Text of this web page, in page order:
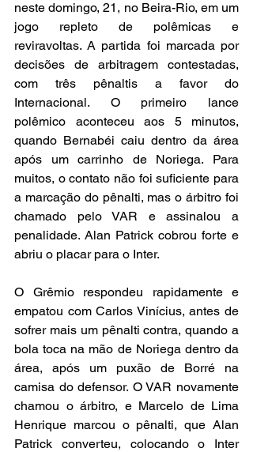
neste domingo, 21, no Beira-Rio, em um
jogo repleto de polêmicas e
reviravoltas. A partida foi marcada por
decisões de arbitragem contestadas,
com três pênaltis a favor do
Internacional. O primeiro lance
polêmico aconteceu aos 5 minutos,
quando Bernabéi caiu dentro da área
após um carrinho de Noriega. Para
muitos, o contato não foi suficiente para
a marcação do pênalti, mas o árbitro foi
chamado pelo VAR e assinalou a
penalidade. Alan Patrick cobrou forte e
abriu o placar para o Inter.
O Grêmio respondeu rapidamente e
empatou com Carlos Vinícius, antes de
sofrer mais um pênalti contra, quando a
bola toca na mão de Noriega dentro da
área, após um puxão de Borré na
camisa do defensor. O VAR novamente
chamou o árbitro, e Marcelo de Lima
Henrique marcou o pênalti, que Alan
Patrick converteu, colocando o Inter